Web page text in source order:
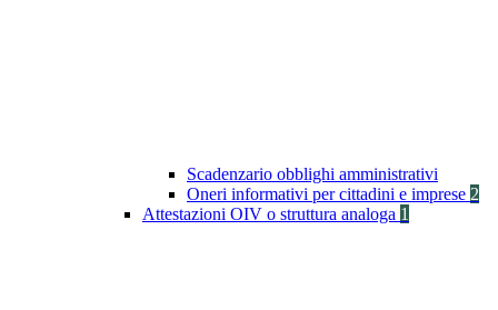
Scadenzario obblighi amministrativi
Oneri informativi per cittadini e imprese 2
Attestazioni OIV o struttura analoga 1